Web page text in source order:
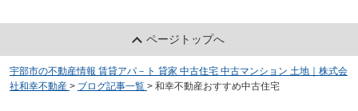
ページトップへ
宇部市の不動産情報 賃貸アパ－ト 貸家 中古住宅 中古マンション 土地｜株式会
社和幸不動産 > ブログ記事一覧 > 和幸不動産おすすめ中古住宅